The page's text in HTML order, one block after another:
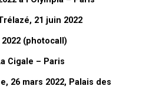
yoannfreget.info
c’est assez drôle et il y en a
tellement. Le problème des dessins
à l’actualité, donc c’est plus
contexte. Et les petits poissons,
avril dans le
sur le plateau. Ils étaient en
21 juin 2022
(photocall)
Cigale – Paris
26 mars 2022, Palais des